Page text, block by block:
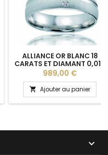
ALLIANCE OR BLANC 18
CARATS ET DIAMANT 0,015
CARAT BREUNING
"GEORGIA" - 5 MM
Prix
989,00 €
 Ajouter au panier
